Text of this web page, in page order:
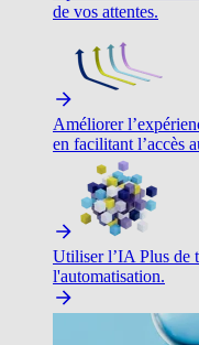
de vos attentes.
Améliorer
en facilitant l’accès
Utiliser l’IA Plus de
l'automatisation.